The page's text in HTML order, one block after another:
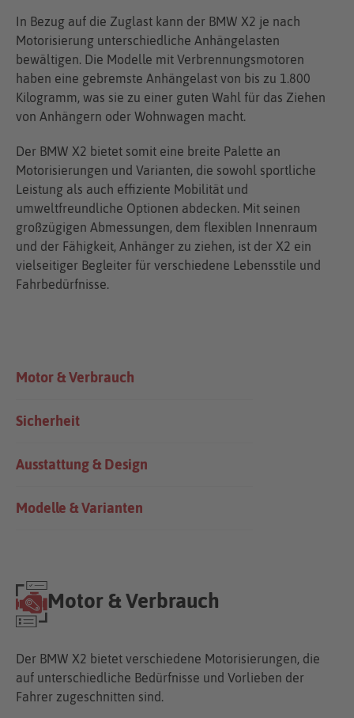
In Bezug auf die Zuglast kann der BMW X2 je nach
Motorisierung unterschiedliche Anhängelasten
bewältigen. Die Modelle mit Verbrennungsmotoren
haben eine gebremste Anhängelast von bis zu 1.800
Kilogramm, was sie zu einer guten Wahl für das Ziehen
von Anhängern oder Wohnwagen macht.
Der BMW X2 bietet somit eine breite Palette an
Motorisierungen und Varianten, die sowohl sportliche
Leistung als auch effiziente Mobilität und
umweltfreundliche Optionen abdecken. Mit seinen
großzügigen Abmessungen, dem flexiblen Innenraum
und der Fähigkeit, Anhänger zu ziehen, ist der X2 ein
vielseitiger Begleiter für verschiedene Lebensstile und
Fahrbedürfnisse.
Motor & Verbrauch
Sicherheit
Ausstattung & Design
Modelle & Varianten
Motor & Verbrauch
Der BMW X2 bietet verschiedene Motorisierungen, die
auf unterschiedliche Bedürfnisse und Vorlieben der
Fahrer zugeschnitten sind.